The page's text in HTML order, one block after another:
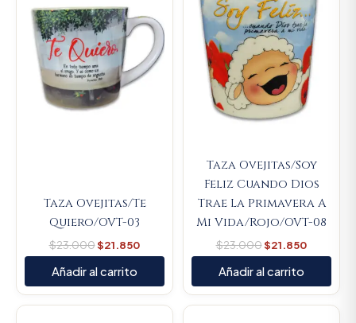
Taza Ovejitas/Te
Quiero/OVT-03
$23.000$21.850
Añadir al carrito
Taza Ovejitas/Soy
Feliz Cuando Dios
Trae La Primavera A
Mi Vida/Rojo/OVT-08
$23.000$21.850
Añadir al carrito
Current
Current